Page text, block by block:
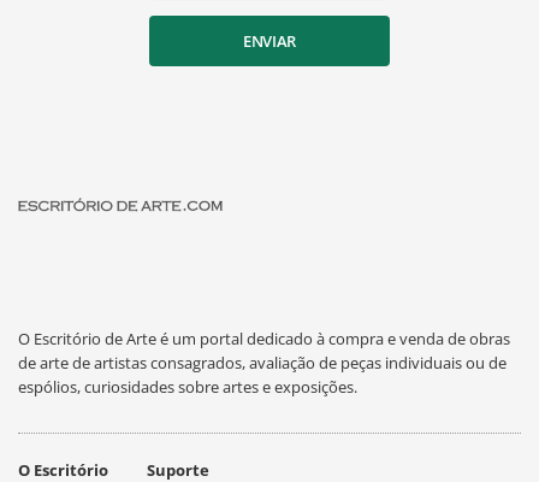
ENVIAR
O Escritório de Arte é um portal dedicado à compra e venda de obras
de arte de artistas consagrados, avaliação de peças individuais ou de
espólios, curiosidades sobre artes e exposições.
O Escritório Suporte